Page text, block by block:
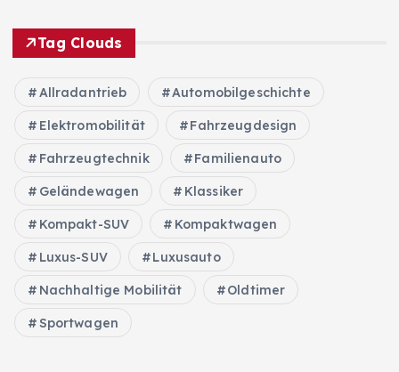
Tag Clouds
Allradantrieb Automobilgeschichte
Elektromobilität Fahrzeugdesign
Fahrzeugtechnik Familienauto
Geländewagen Klassiker
Kompakt-SUV Kompaktwagen
Luxus-SUV Luxusauto
Nachhaltige Mobilität Oldtimer
Sportwagen